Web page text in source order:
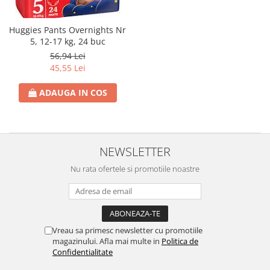
Detergent Mobila
Detergenti De Haine
Detergent Capsule
Detergent Pentru Pete
Detergent Ariel
Balsam De Rufe
Sano Maxima Balsam
Pachete Produse Curatenie
Produse Pentru Baie
Odorizant WC Bref
Odorizant Bazin WC
Huggies Pants Overnights Nr
5, 12-17 kg, 24 buc
56,94 Lei
45,55 Lei
ADAUGA IN COS
NEWSLETTER
Nu rata ofertele si promotiile noastre
Vreau sa primesc newsletter cu promotiile
magazinului. Afla mai multe in Politica de
Confidentialitate